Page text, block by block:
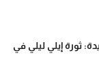
ثورة إيلي ليلي في